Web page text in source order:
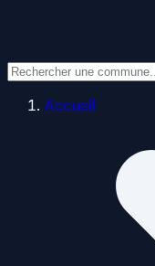
Accueil